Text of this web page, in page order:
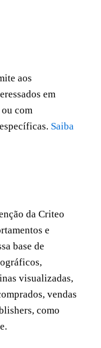
aos
em
com
Saiba
da Criteo
e
base de
visualizadas,
vendas
como